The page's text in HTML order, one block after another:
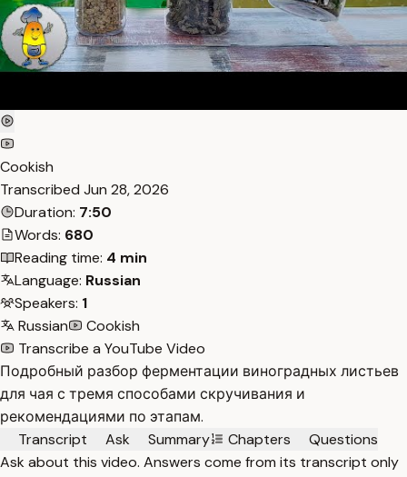
Cookish
Transcribed Jun 28, 2026
Duration: 7:50
Words: 680
Reading time: 4 min
Language: Russian
Speakers: 1
Russian
Cookish
Transcribe a YouTube Video
Подробный разбор ферментации виноградных листьев
для чая с тремя способами скручивания и
рекомендациями по этапам.
Transcript
Ask Summary Chapters
Questions
Ask about this video. Answers come from its transcript only